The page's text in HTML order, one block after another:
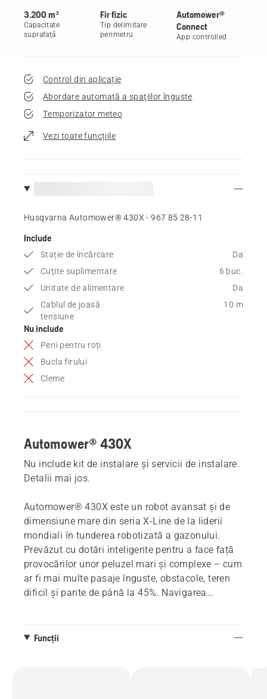
3.200 m²
Capacitate
suprafață
Fir fizic
Tip delimitare
perimetru
Automower®
Connect
App controlled
Control din aplicație
Abordare automată a spaţiilor înguste
Temporizator meteo
Vezi toate funcțiile
Husqvarna Automower® 430X - 967 85 28‑11
Include
Stație de încărcare
Da
Cuţite suplimentare
6 buc.
Unitate de alimentare
Da
Cablul de joasă
tensiune
10 m
Nu include
Perii pentru roți
Bucla firului
Cleme
Automower® 430X
Nu include kit de instalare și servicii de instalare.
Detalii mai jos.
Automower® 430X este un robot avansat și de
dimensiune mare din seria X-Line de la liderii
mondiali în tunderea robotizată a gazonului.
Prevăzut cu dotări inteligente pentru a face față
provocărilor unor peluzel mari și complexe – cum
ar fi mai multe pasaje înguste, obstacole, teren
dificil și pante de până la 45%. Navigarea
inteligentă pentru a vă menține gazonul verde,
Funcții